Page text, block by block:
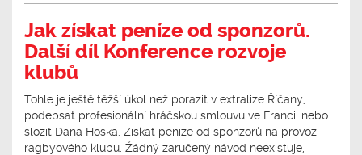
Jak získat peníze od sponzorů.
Další díl Konference rozvoje
klubů
Tohle je ještě těžší úkol než porazit v extralize Říčany,
podepsat profesionální hráčskou smlouvu ve Francii nebo
složit Dana Hoška. Získat peníze od sponzorů na provoz
ragbyového klubu. Žádný zaručený návod neexistuje,